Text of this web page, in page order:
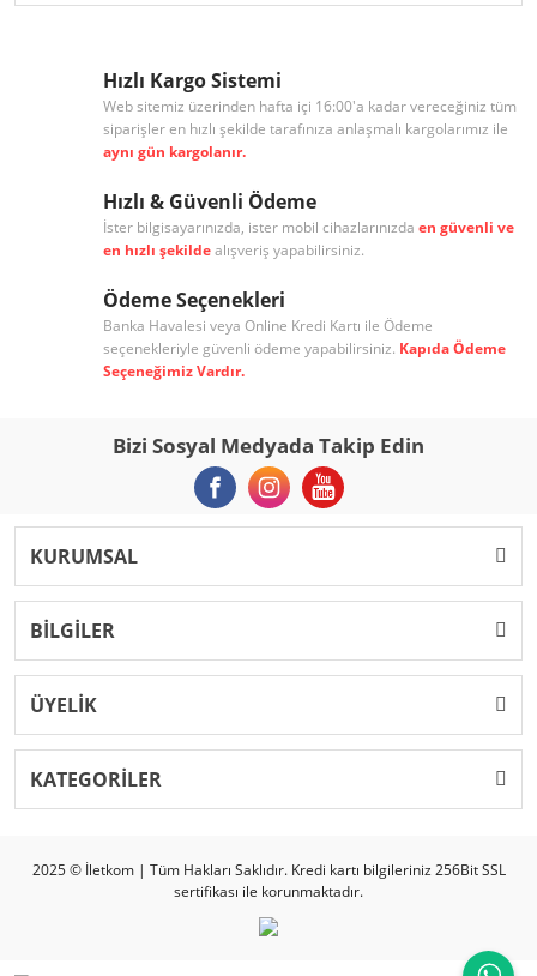
Hızlı Kargo Sistemi
Web sitemiz üzerinden hafta içi 16:00'a kadar vereceğiniz tüm
siparişler en hızlı şekilde tarafınıza anlaşmalı kargolarımız ile
aynı gün kargolanır.
Hızlı & Güvenli Ödeme
İster bilgisayarınızda, ister mobil cihazlarınızda en güvenli ve
en hızlı şekildealışveriş yapabilirsiniz.
Ödeme Seçenekleri
Banka Havalesi veya Online Kredi Kartı ile Ödeme
seçenekleriyle güvenli ödeme yapabilirsiniz. Kapıda Ödeme
Seçeneğimiz Vardır.
Bizi Sosyal Medyada Takip Edin
KURUMSAL
BİLGİLER
ÜYELİK
KATEGORİLER
2025 © İletkom | Tüm Hakları Saklıdır. Kredi kartı bilgileriniz 256Bit SSL
sertifikası ile korunmaktadır.